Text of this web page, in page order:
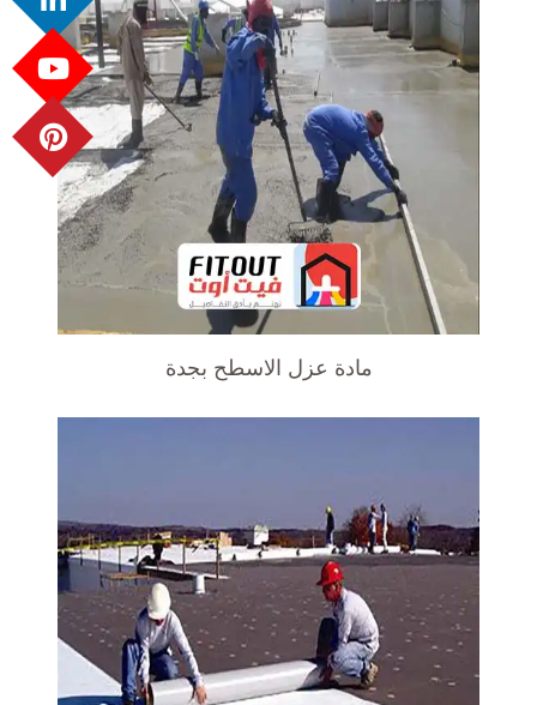
مادة عزل الاسطح بجدة